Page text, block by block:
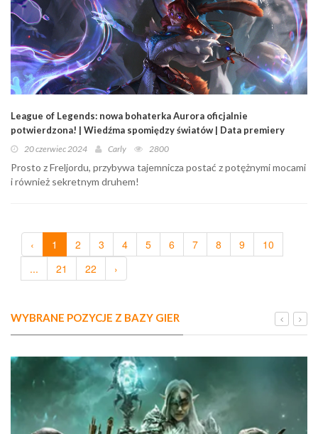
League of Legends: nowa bohaterka Aurora oficjalnie
potwierdzona! | Wiedźma spomiędzy światów | Data premiery
20 czerwiec 2024 Carly 2800
Prosto z Freljordu, przybywa tajemnicza postać z potężnymi mocami
i również sekretnym druhem!
‹ 1 2 3 4 5 6 7 8 9
10
...
21 22 ›
WYBRANE POZYCJE Z BAZY GIER